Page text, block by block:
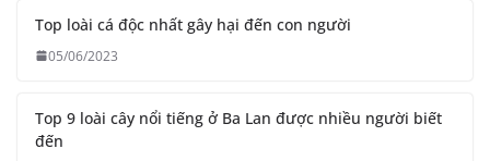
Top loài cá độc nhất gây hại đến con người
05/06/2023
Top 9 loài cây nổi tiếng ở Ba Lan được nhiều người biết
đến